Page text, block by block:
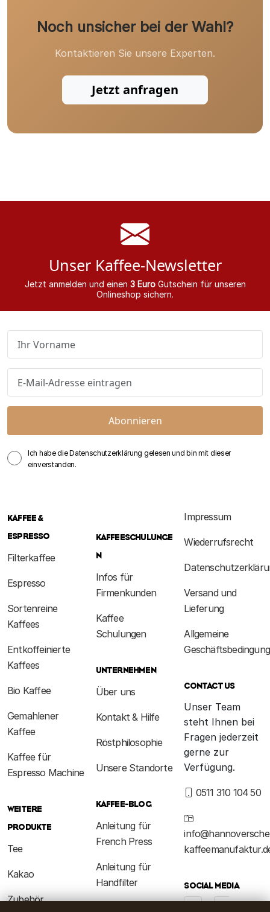
Noch unsicher bei der Wahl?
Kontaktieren Sie unsere Experten.
Jetzt anfragen
Unser Kaffee-Newsletter
Jetzt anmelden und einen 3 EuroGutschein für unseren
Onlineshop sichern.
Abonnieren
Ich habe die Datenschutzerklärung gelesen und bin mit dieser
einverstanden.
KAFFEE &
ESPRESSO
Filterkaffee
Espresso
Sortenreine
Kaffees
Entkoffeinierte
Kaffees
Bio Kaffee
Gemahlener
Kaffee
Kaffee für
Espresso Machine
WEITERE
PRODUKTE
Tee
Kakao
Zubehör
KAFFEESCHULUNGE
N
Infos für
Firmenkunden
Kaffee
Schulungen
UNTERNEHMEN
Über uns
Kontakt & Hilfe
Röstphilosophie
Unsere Standorte
KAFFEE-BLOG
Anleitung für
French Press
Anleitung für
Handfilter
Impressum
Wiederrufsrecht
Versand und
Lieferung
Allgemeine
CONTACT US
Unser Team
steht Ihnen bei
Fragen jederzeit
gerne zur
Verfügung.
0511 310 104 50
SOCIAL MEDIA